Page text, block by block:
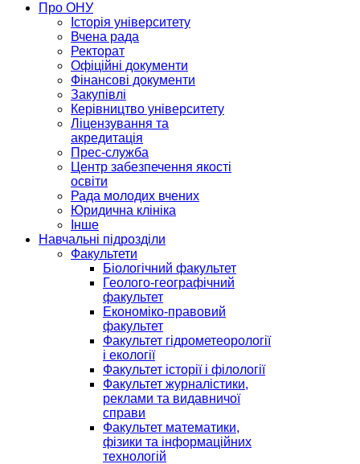
Про ОНУ
Історія університету
Вчена рада
Ректорат
Офіційні документи
Фінансові документи
Закупівлі
Керівництво університету
Ліцензування та
акредитація
Прес-служба
Центр забезпечення якості
освіти
Рада молодих вчених
Юридична клініка
Інше
Навчальні підрозділи
Факультети
Біологічний факультет
Геолого-географічний
факультет
Економіко-правовий
факультет
Факультет гідрометеорології
і екології
Факультет історії і філології
Факультет журналістики,
реклами та видавничої
справи
Факультет математики,
фізики та інформаційних
технологій